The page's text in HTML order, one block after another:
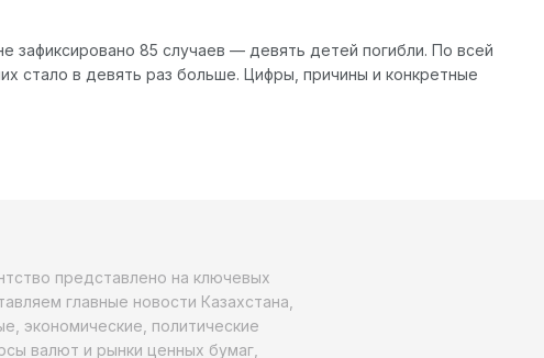
зафиксировано 85 случаев — девять детей погибли. По всей
стало в девять раз больше. Цифры, причины и конкретные
представлено на ключевых
главные новости Казахстана,
экономические, политические
валют и рынки ценных бумаг,